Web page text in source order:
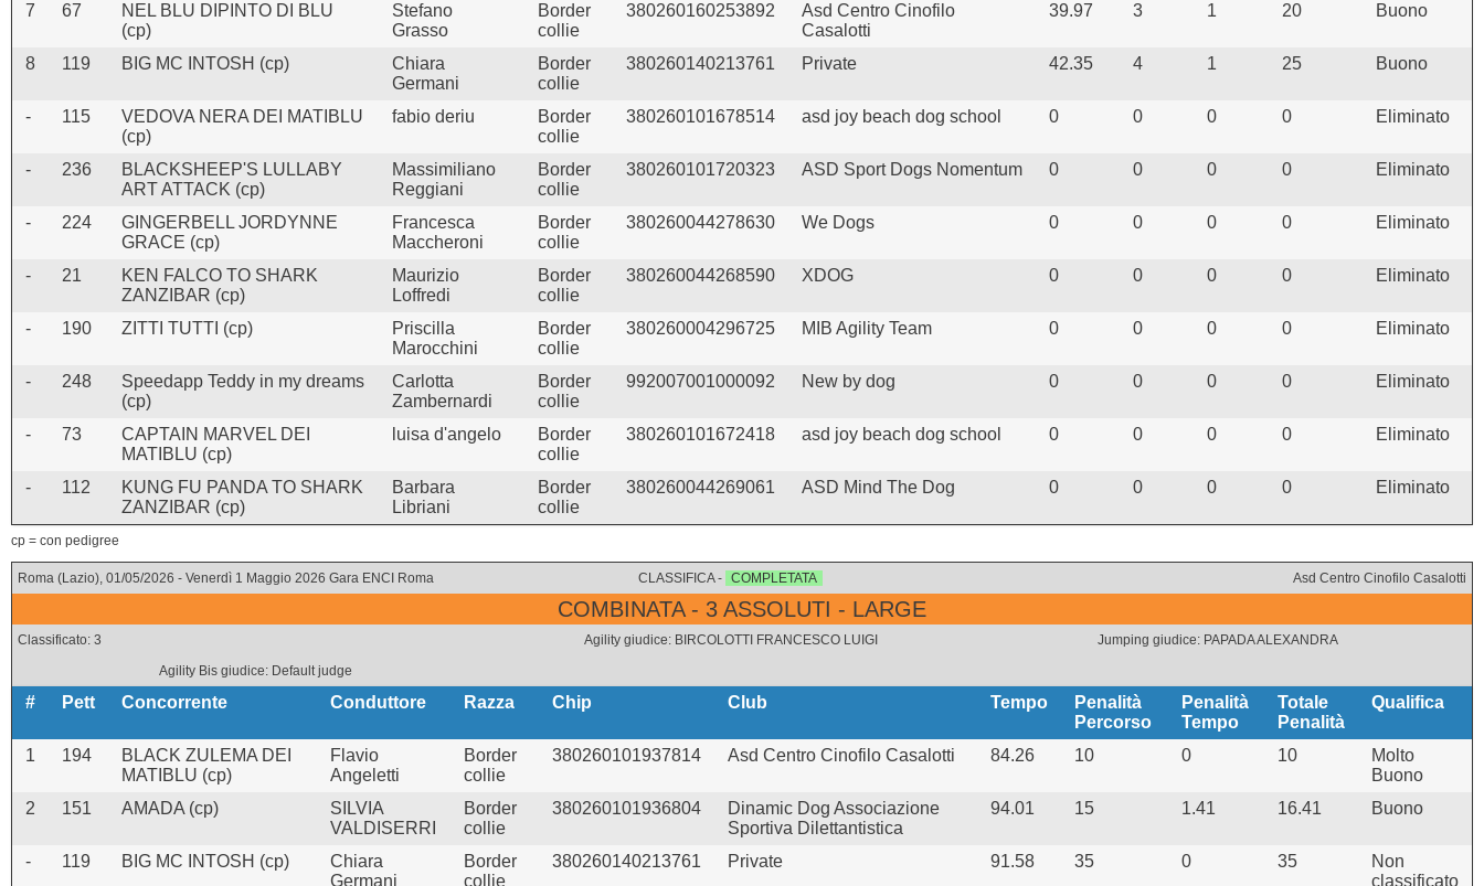
7
67
NEL BLU DIPINTO DI BLU
(cp)
Stefano
Grasso
Border
collie
380260160253892
Asd Centro Cinofilo
Casalotti
39.97 3 1 20 Buono
8 119 BIG MC INTOSH (cp)
Chiara
Germani
Border
collie
380260140213761 Private 42.35 4 1 25 Buono
- 115
VEDOVA NERA DEI MATIBLU
(cp)
fabio deriu
Border
collie
380260101678514 asd joy beach dog school 0 0 0 0 Eliminato
- 236
BLACKSHEEP'S LULLABY
ART ATTACK (cp)
Massimiliano
Reggiani
Border
collie
380260101720323 ASD Sport Dogs Nomentum 0 0 0 0 Eliminato
- 224
GINGERBELL JORDYNNE
GRACE (cp)
Francesca
Maccheroni
Border
collie
380260044278630 We Dogs 0 0 0 0 Eliminato
- 21
KEN FALCO TO SHARK
ZANZIBAR (cp)
Maurizio
Loffredi
Border
collie
380260044268590 XDOG 0 0 0 0 Eliminato
- 190 ZITTI TUTTI (cp)
Priscilla
Marocchini
Border
collie
380260004296725 MIB Agility Team 0 0 0 0 Eliminato
- 248
Speedapp Teddy in my dreams
(cp)
Carlotta
Zambernardi
Border
collie
992007001000092 New by dog 0 0 0 0 Eliminato
- 73
CAPTAIN MARVEL DEI
MATIBLU (cp)
luisa d'angelo
Border
collie
380260101672418 asd joy beach dog school 0 0 0 0 Eliminato
- 112
KUNG FU PANDA TO SHARK
ZANZIBAR (cp)
Barbara
Libriani
Border
collie
380260044269061 ASD Mind The Dog 0 0 0 0 Eliminato
cp = con pedigree
Roma (Lazio), 01/05/2026 - Venerdì 1 Maggio 2026 Gara ENCI Roma CLASSIFICA - COMPLETATA Asd Centro Cinofilo Casalotti
COMBINATA - 3 ASSOLUTI - LARGE
Classificato: 3 Agility giudice: BIRCOLOTTI FRANCESCO LUIGI
Jumping giudice: PAPADA ALEXANDRA
Agility Bis giudice: Default judge
# Pett Concorrente Conduttore Razza Chip Club Tempo
Penalità
Percorso
Penalità
Tempo
Totale
Penalità
Qualifica
1 194
BLACK ZULEMA DEI
MATIBLU (cp)
Flavio
Angeletti
Border
collie
380260101937814 Asd Centro Cinofilo Casalotti 84.26 10 0 10
Molto
Buono
2
151 AMADA (cp)
SILVIA
VALDISERRI
Border
collie
380260101936804
Dinamic Dog Associazione
Sportiva Dilettantistica
94.01 15 1.41 16.41 Buono
- 119 BIG MC INTOSH (cp)
Chiara
Germani
Border
collie
380260140213761 Private 91.58 35 0 35
Non
classificato